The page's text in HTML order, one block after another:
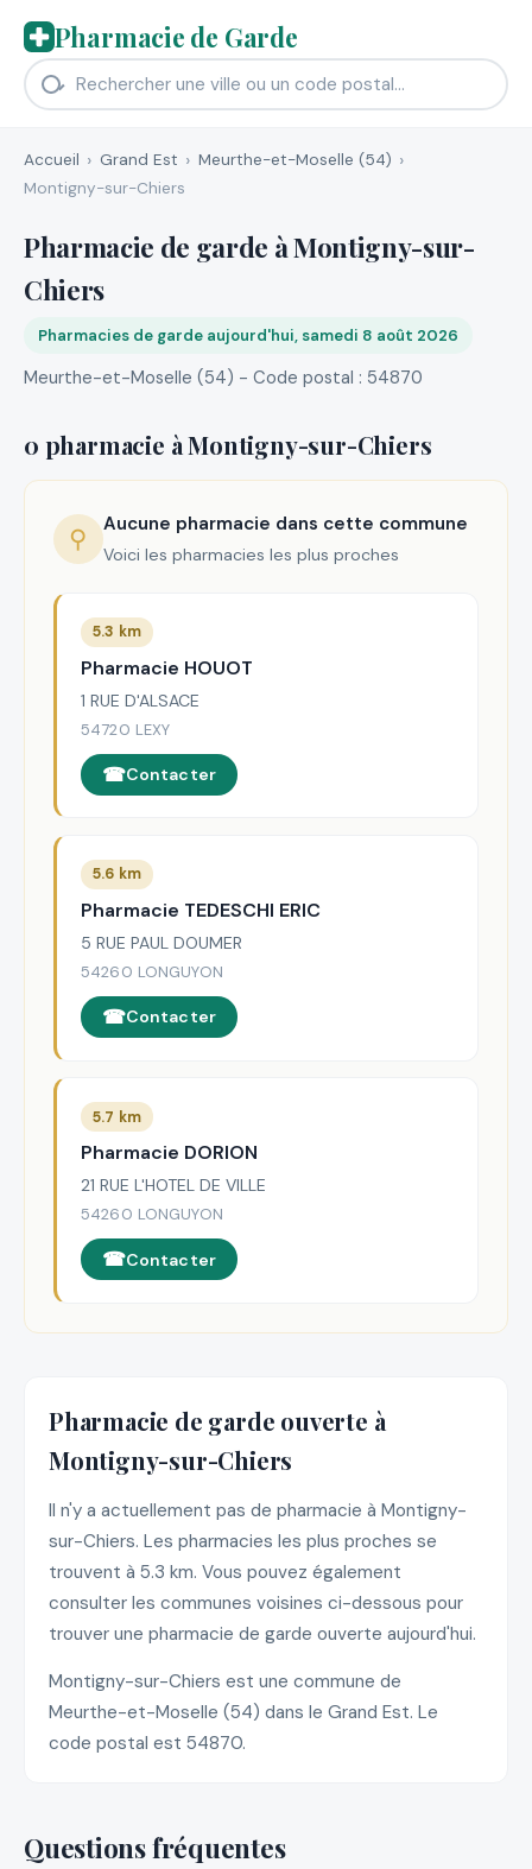
Pharmacie de Garde
Accueil Grand Est
Meurthe-et-Moselle (54)
Montigny-sur-Chiers
Pharmacie de garde à Montigny-sur-
Chiers
Pharmacies de garde aujourd'hui, samedi 8 août 2026
Meurthe-et-Moselle (54) - Code postal : 54870
0 pharmacie à Montigny-sur-Chiers
⚲ Aucune pharmacie dans cette commune
Voici les pharmacies les plus proches
5.3 km
Pharmacie HOUOT
1 RUE D'ALSACE
54720 LEXY
Contacter
5.6 km
Pharmacie TEDESCHI ERIC
5 RUE PAUL DOUMER
54260 LONGUYON
Contacter
5.7 km
Pharmacie DORION
21 RUE L'HOTEL DE VILLE
54260 LONGUYON
Contacter
Pharmacie de garde ouverte à
Montigny-sur-Chiers
Il n'y a actuellement pas de pharmacie à Montigny-
sur-Chiers. Les pharmacies les plus proches se
trouvent à 5.3 km. Vous pouvez également
consulter les communes voisines ci-dessous pour
trouver une pharmacie de garde ouverte aujourd'hui.
Montigny-sur-Chiers est une commune de
Meurthe-et-Moselle (54) dans le Grand Est. Le
code postal est 54870.
Questions fréquentes